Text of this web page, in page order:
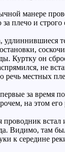
манере
за плечо и
удлиннившиеся
Куртку он
не
речь местных
за время
на этом его
проводник
Видимо, там
к середине